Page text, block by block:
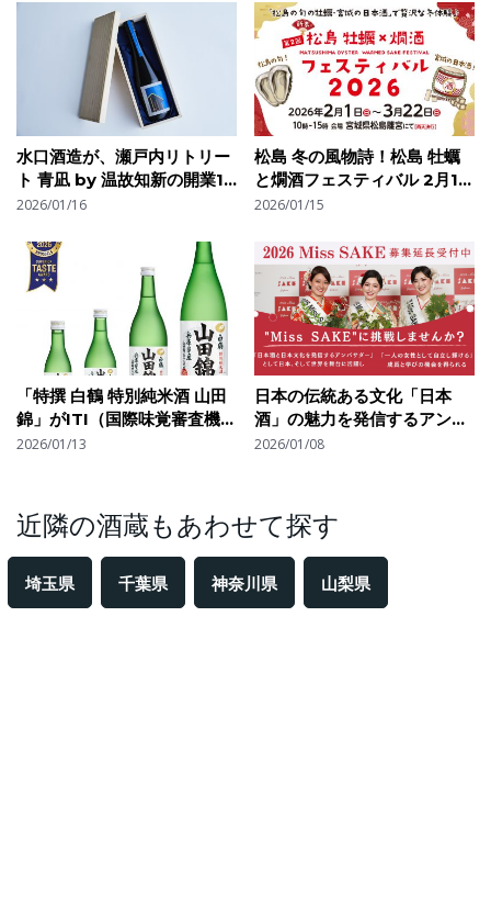
で世界市場へ本格進出
水口酒造が、瀬戸内リトリー
ト 青凪 by 温故知新の開業10
周年を記念した限定コラボレ
BLUE」を発売
2026/01/16
松島 冬の風物詩！松島 牡蠣
と燗酒フェスティバル 2月1日
（日）より開催
2026/01/15
「特撰 白鶴 特別純米酒 山田
錦」がITI（国際味覚審査機
構） 2026で最高位の優秀味
2026/01/13
日本の伝統ある⽂化「日本
酒」の魅⼒を発信するアンバ
サダー「2026 Miss
2026/01/08
近隣の酒蔵もあわせて探す
埼玉県 千葉県 神奈川県 山梨県